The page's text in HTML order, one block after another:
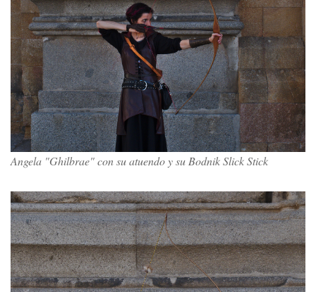
Angela "Ghilbrae" con su atuendo y su Bodnik Slick Stick